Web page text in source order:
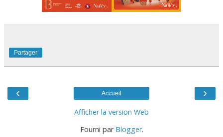
Partager
‹ ›
Accueil
Afficher la version Web
Fourni par Blogger.